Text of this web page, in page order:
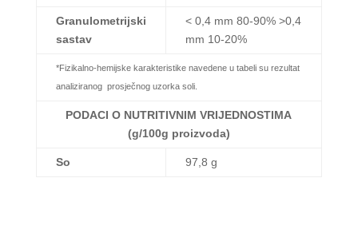
Granulometrijski
sastav
< 0,4 mm 80-90% >0,4
mm 10-20%
*Fizikalno-hemijske karakteristike navedene u tabeli su rezultat
analiziranog prosječnog uzorka soli.
PODACI O NUTRITIVNIM VRIJEDNOSTIMA
(g/100g proizvoda)
So 97,8 g